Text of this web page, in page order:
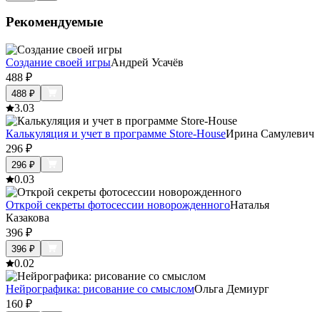
Рекомендуемые
Создание своей игрыАндрей Усачёв
488 ₽
488 ₽
3.03
Калькуляция и учет в программе Store-HouseИрина Самулевич
296 ₽
296 ₽
0.03
Открой секреты фотосессии новорожденногоНаталья
Казакова
396 ₽
396 ₽
0.02
Нейрографика: рисование со смысломОльга Демиург
160 ₽